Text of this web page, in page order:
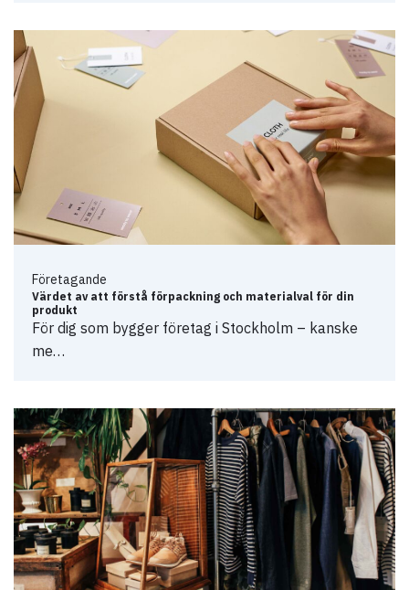
Företagande
Värdet av att förstå förpackning och materialval för din
produkt
För dig som bygger företag i Stockholm – kanske
me…